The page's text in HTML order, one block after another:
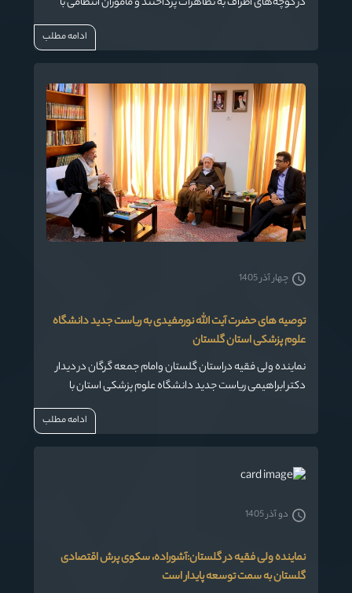
شکلیک گاز اشک‌آور و تیرهوایی آن‌ها را متفرق کرد. در مسجد
میدان عباسعلی نیز آقای نورمفیدی به منبر رفته و در سخنان خود
ادامه مطلب
توصیه های حضرت آیت الله نورمفیدی به ریاست جدید دانشگاه
علوم پزشکی استان گلستان
نماینده ولی فقیه دراستان گلستان وامام جمعه گرگان در دیدار
دکتر ابراهیمی ریاست جدید دانشگاه علوم پزشکی استان با
ایشان گفت: به کارهای اصلی و زیربنایی دانشگاه توجه ویژه
چهار آذر 1405
ادامه مطلب
نماینده ولی فقیه در گلستان:آشوراده، سکوی پرش اقتصادی
گلستان به سمت توسعه پایدار است
دو آذر 1405